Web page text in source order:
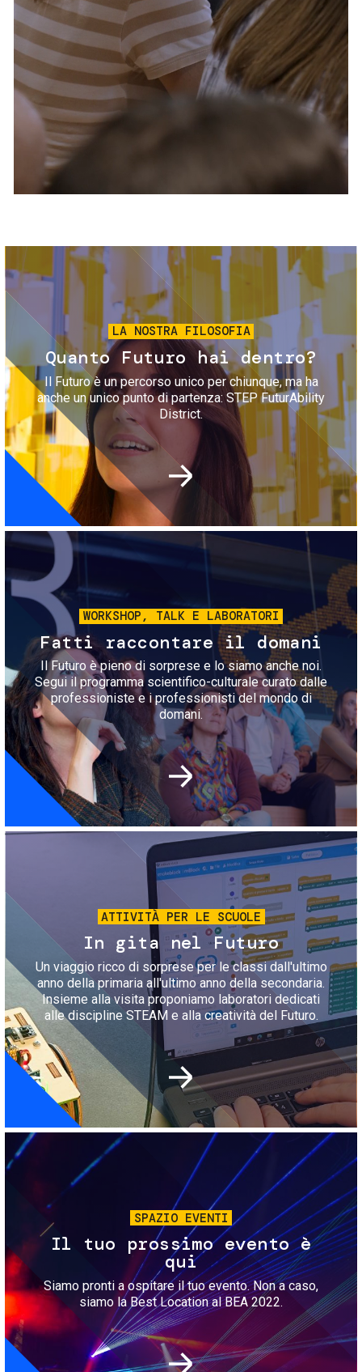
Servizi e accessibilità
Contatti
FAQ
Biglietti
Immagine
LA NOSTRA FILOSOFIA
Quanto Futuro hai dentro?
Il Futuro è un percorso unico per chiunque, ma ha
anche un unico punto di partenza: STEP FuturAbility
District.
Immagine
WORKSHOP, TALK E LABORATORI
Fatti raccontare il domani
Il Futuro è pieno di sorprese e lo siamo anche noi.
Segui il programma scientifico-culturale curato dalle
professioniste e i professionisti del mondo di
domani.
Immagine
ATTIVITÀ PER LE SCUOLE
In gita nel Futuro
Un viaggio ricco di sorprese per le classi dall'ultimo
anno della primaria all'ultimo anno della secondaria.
Insieme alla visita proponiamo laboratori dedicati
alle discipline STEAM e alla creatività del Futuro.
Immagine
SPAZIO EVENTI
Il tuo prossimo evento è
qui
Siamo pronti a ospitare il tuo evento. Non a caso,
siamo la Best Location al BEA 2022.